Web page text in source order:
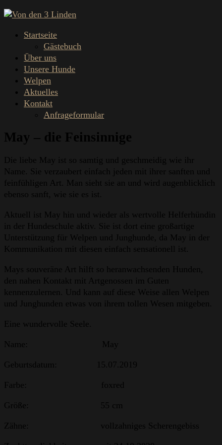
Startseite
Gästebuch
Über uns
Unsere Hunde
Welpen
Aktuelles
Kontakt
Anfrageformular
May – die Feinsinnige
Die liebe May ist so samtig und geschmeidig wie ihr
Name. Sie verzaubert einfach jeden mit ihrer sanften und
feinfühligen Art. Man sieht sie an und wird augenblicklich
ebenso sanft, wie sie es ist.
Aktuell ist May hin und wieder als wertvolle Helferhündin
in der Hundeschule aktiv. Sie ist dort eine großartige
Unterstützung für Welpen und Junghunde, da May in der
Kommunikation mit diesen einfach sensationell ist.
Mays souveräne Art hilft so heranwachsenden Hunden,
den nahen Kontakt mit Artgenossen im Guten
kennenzulernen. Und kann auf diese Weise allen Welpen
und Junghunden etwas von ihrem tollen Wesen mitgeben.
Eine wundervolle Seele.
Name: May
Geburtsdatum: 15.07.2019
Farbe: foxred
Größe: 55 cm
Zähne: vollzahniges Scherengebiss